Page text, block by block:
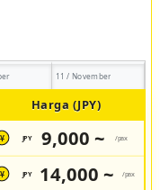
11 / November
Harga (JPY)
¥ JPY 9,000 ~ /pax
¥ JPY 14,000 ~ /pax